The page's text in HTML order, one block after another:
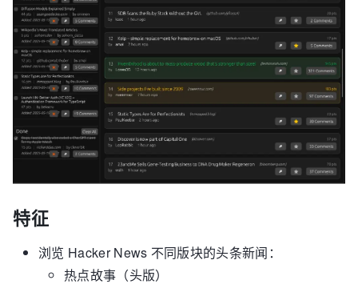
特征
浏览 Hacker News 不同版块的头条新闻：
热点故事（头版）